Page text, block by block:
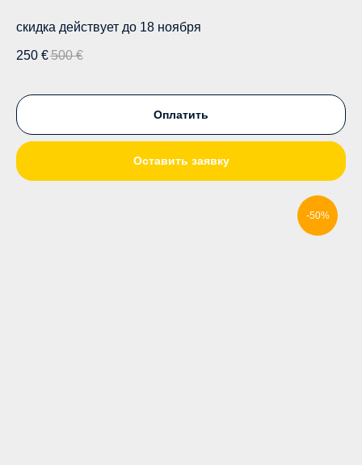
скидка действует до 18 ноября
250 €500 €
Оплатить
Оставить заявку
-50%